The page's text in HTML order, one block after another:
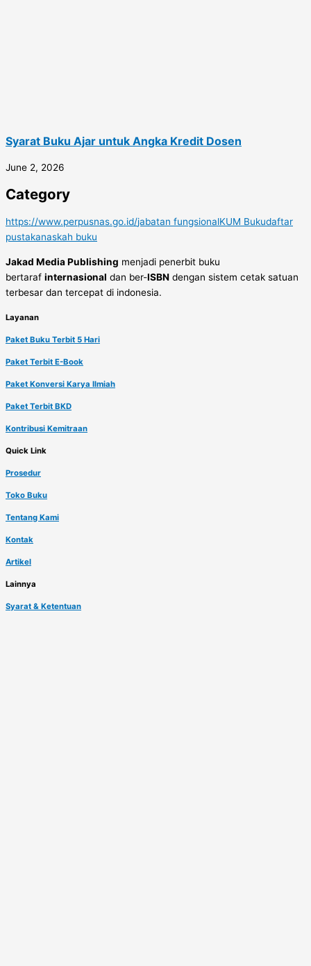
Syarat Buku Ajar untuk Angka Kredit Dosen
June 2, 2026
Category
https://www.perpusnas.go.id/jabatan fungsionalKUM Bukudaftar
pustakanaskah buku
Jakad Media Publishing menjadi penerbit buku
bertaraf internasional dan ber-ISBN dengan sistem cetak satuan
terbesar dan tercepat di indonesia.
Layanan
Paket Buku Terbit 5 Hari
Paket Terbit E-Book
Paket Konversi Karya Ilmiah
Paket Terbit BKD
Kontribusi Kemitraan
Quick Link
Prosedur
Toko Buku
Tentang Kami
Kontak
Artikel
Lainnya
Syarat & Ketentuan